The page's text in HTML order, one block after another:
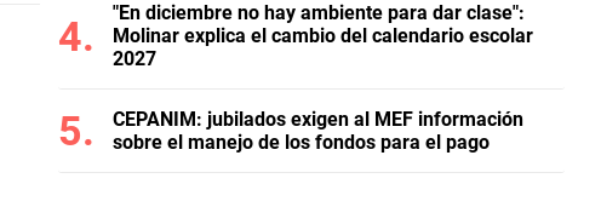
"En diciembre no hay ambiente para dar clase":
Molinar explica el cambio del calendario escolar
2027
CEPANIM: jubilados exigen al MEF información
sobre el manejo de los fondos para el pago